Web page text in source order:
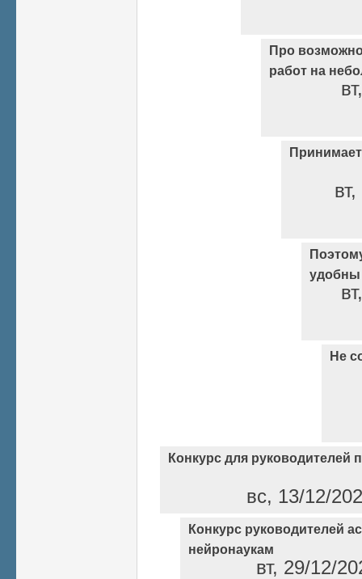
Про
работ на
удобны
Не
Конкурс для руководителей
вс, 13/12/
Конкурс руководителей
нейронаукам
вт, 29/12/